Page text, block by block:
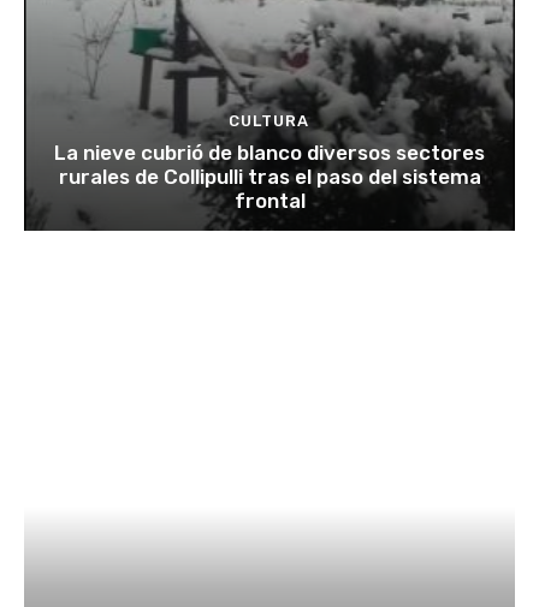
CULTURA
La nieve cubrió de blanco diversos sectores
rurales de Collipulli tras el paso del sistema
frontal